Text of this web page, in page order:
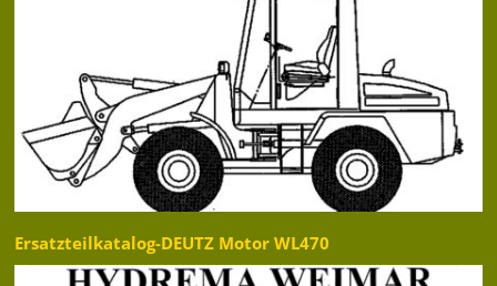
Ersatzteilkatalog-DEUTZ Motor WL470